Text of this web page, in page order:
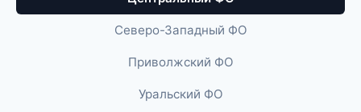
Северо-Западный ФО
Приволжский ФО
Уральский ФО